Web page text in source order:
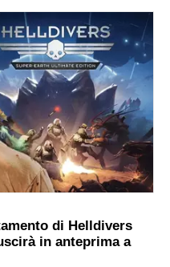
di Helldivers
in anteprima a